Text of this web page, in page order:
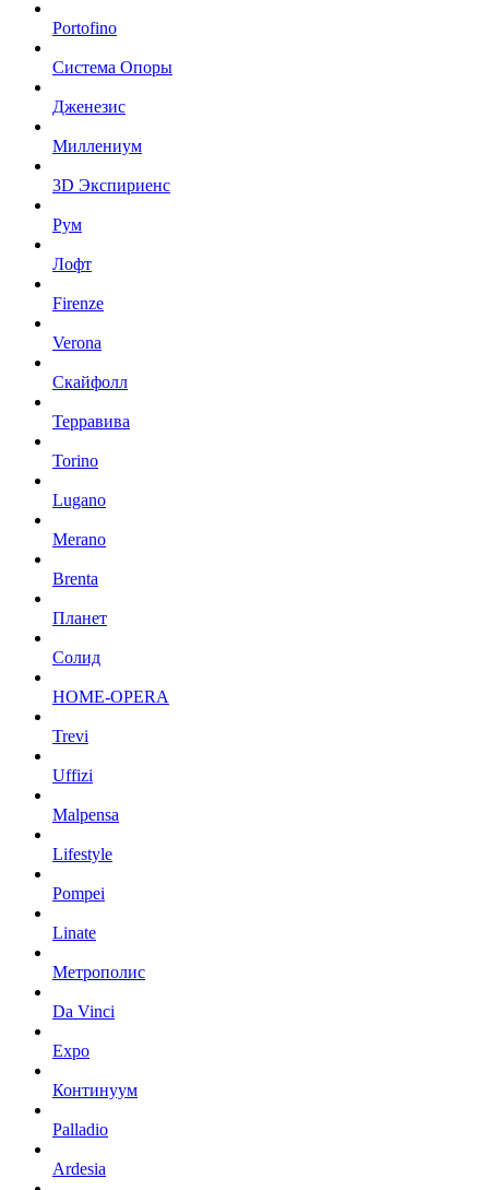
Portofino
Система Опоры
Дженезис
Миллениум
3D Экспириенс
Рум
Лофт
Firenze
Verona
Скайфолл
Терравива
Torino
Lugano
Merano
Brenta
Планет
Солид
HOME-OPERA
Trevi
Uffizi
Malpensa
Lifestyle
Pompei
Linate
Метрополис
Da Vinci
Expo
Континуум
Palladio
Ardesia